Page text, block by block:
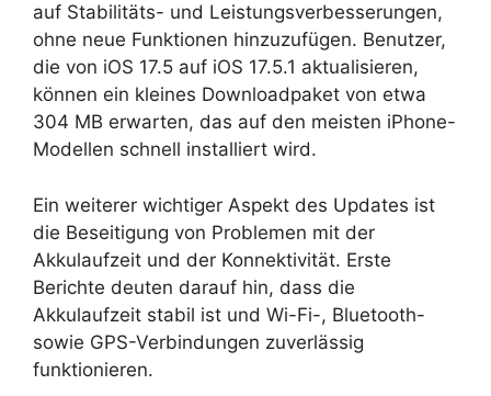
auf Stabilitäts- und Leistungsverbesserungen,
ohne neue Funktionen hinzuzufügen. Benutzer,
die von iOS 17.5 auf iOS 17.5.1 aktualisieren,
können ein kleines Downloadpaket von etwa
304 MB erwarten, das auf den meisten iPhone-
Modellen schnell installiert wird.
Ein weiterer wichtiger Aspekt des Updates ist
die Beseitigung von Problemen mit der
Akkulaufzeit und der Konnektivität. Erste
Berichte deuten darauf hin, dass die
Akkulaufzeit stabil ist und Wi-Fi-, Bluetooth-
sowie GPS-Verbindungen zuverlässig
funktionieren.